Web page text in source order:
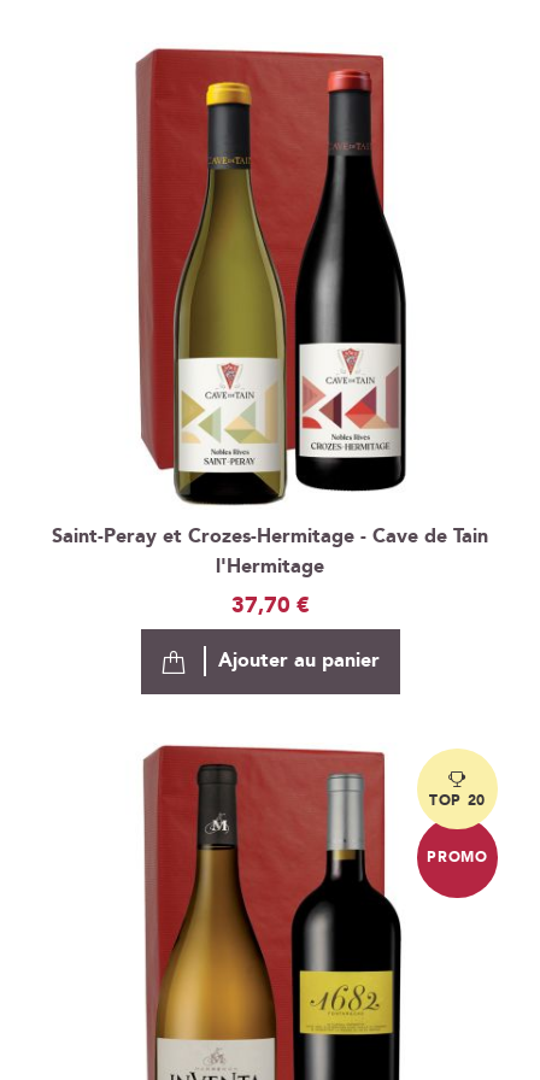
Saint-Peray et Crozes-Hermitage - Cave de Tain
l'Hermitage
37,70 €
Ajouter au panier
TOP 20
PROMO